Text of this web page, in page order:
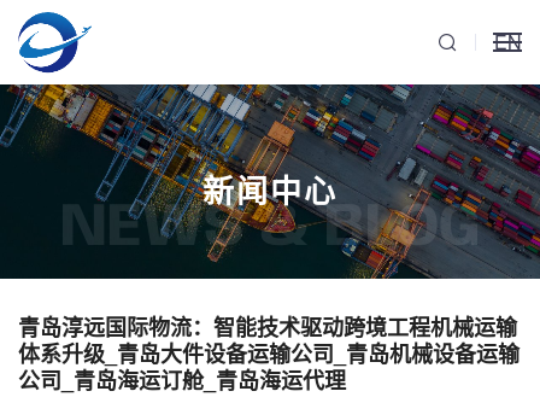
EN
新闻中心
NEWS & BLOG
青岛淳远国际物流：智能技术驱动跨境工程机械运输
体系升级_青岛大件设备运输公司_青岛机械设备运输
公司_青岛海运订舱_青岛海运代理